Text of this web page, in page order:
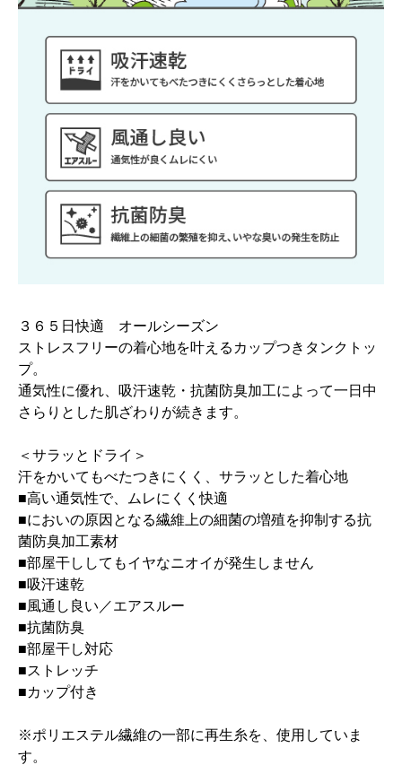
３６５日快適 オールシーズン
ストレスフリーの着心地を叶えるカップつきタンクトッ
プ。
通気性に優れ、吸汗速乾・抗菌防臭加工によって一日中
さらりとした肌ざわりが続きます。
＜サラッとドライ＞
汗をかいてもべたつきにくく、サラッとした着心地
■高い通気性で、ムレにくく快適
■においの原因となる繊維上の細菌の増殖を抑制する抗
菌防臭加工素材
■部屋干ししてもイヤなニオイが発生しません
■吸汗速乾
■風通し良い／エアスルー
■抗菌防臭
■部屋干し対応
■ストレッチ
■カップ付き
※ポリエステル繊維の一部に再生糸を、使用していま
す。